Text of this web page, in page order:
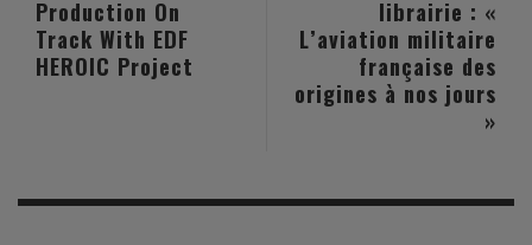
librairie : «
L’aviation militaire
française des
origines à nos jours
»
Production On
Track With EDF
HEROIC Project